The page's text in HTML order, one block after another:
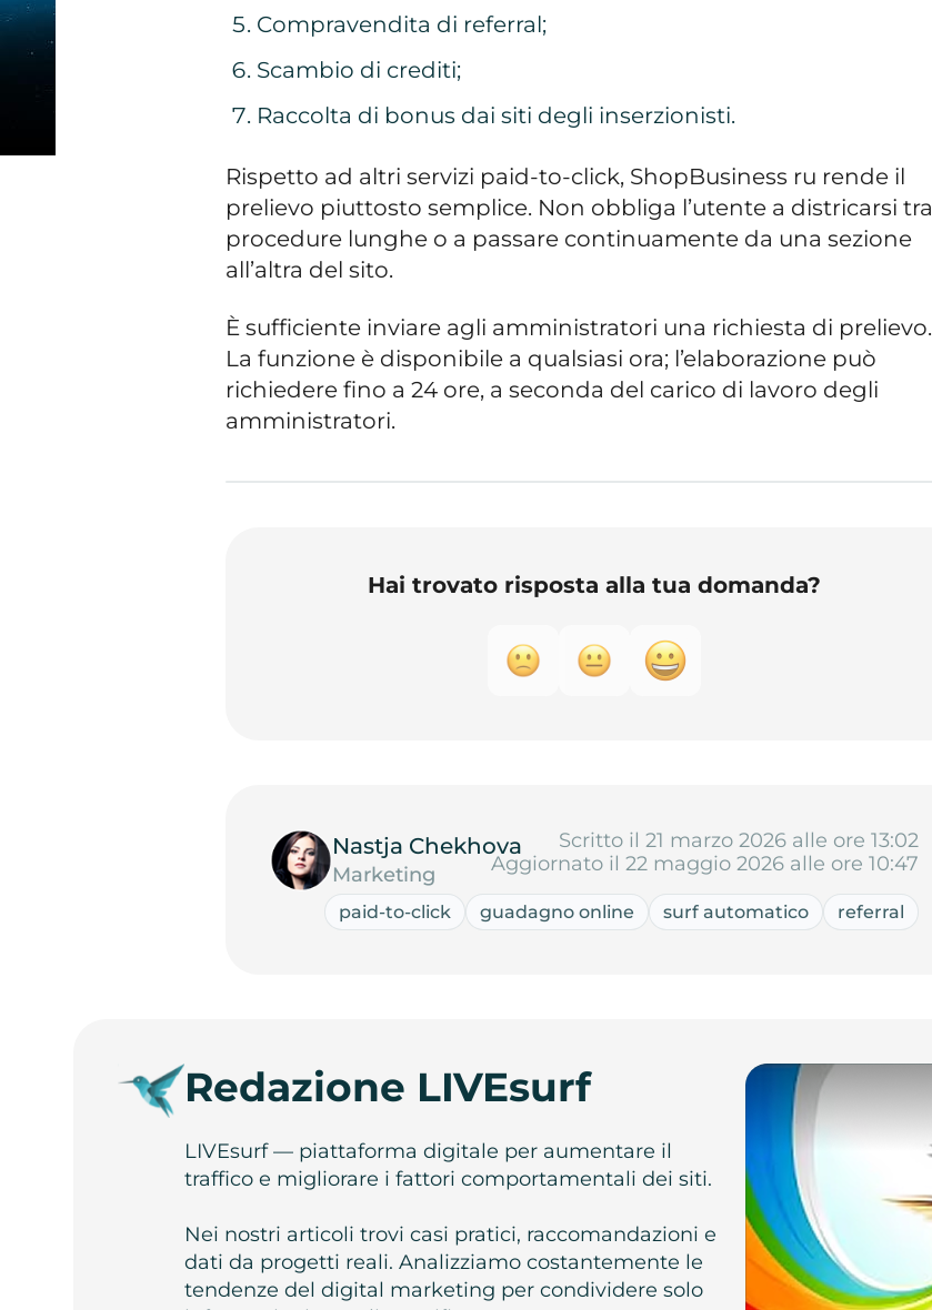
Compravendita di referral;
Scambio di crediti;
Raccolta di bonus dai siti degli inserzionisti.
Rispetto ad altri servizi paid-to-click, ShopBusiness ru rende il
prelievo piuttosto semplice. Non obbliga l’utente a districarsi tra
procedure lunghe o a passare continuamente da una sezione
all’altra del sito.
È sufficiente inviare agli amministratori una richiesta di prelievo.
La funzione è disponibile a qualsiasi ora; l’elaborazione può
richiedere fino a 24 ore, a seconda del carico di lavoro degli
amministratori.
Hai trovato risposta alla tua domanda?
Nastja Chekhova
Marketing
Scritto il 21 marzo 2026 alle ore 13:02
Aggiornato il 22 maggio 2026 alle ore 10:47
paid-to-click guadagno online surf automatico referral
Redazione LIVEsurf
LIVEsurf — piattaforma digitale per aumentare il
traffico e migliorare i fattori comportamentali dei siti.
Nei nostri articoli trovi casi pratici, raccomandazioni e
dati da progetti reali. Analizziamo costantemente le
tendenze del digital marketing per condividere solo